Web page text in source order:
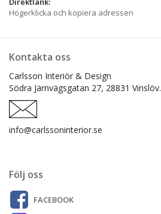
Högerklicka och kopiera adressen
Kontakta oss
Carlsson Interiör & Design
Södra Järnvägsgatan 27, 28831 Vinslöv.
info@carlssoninterior.se
Följ oss
FACEBOOK